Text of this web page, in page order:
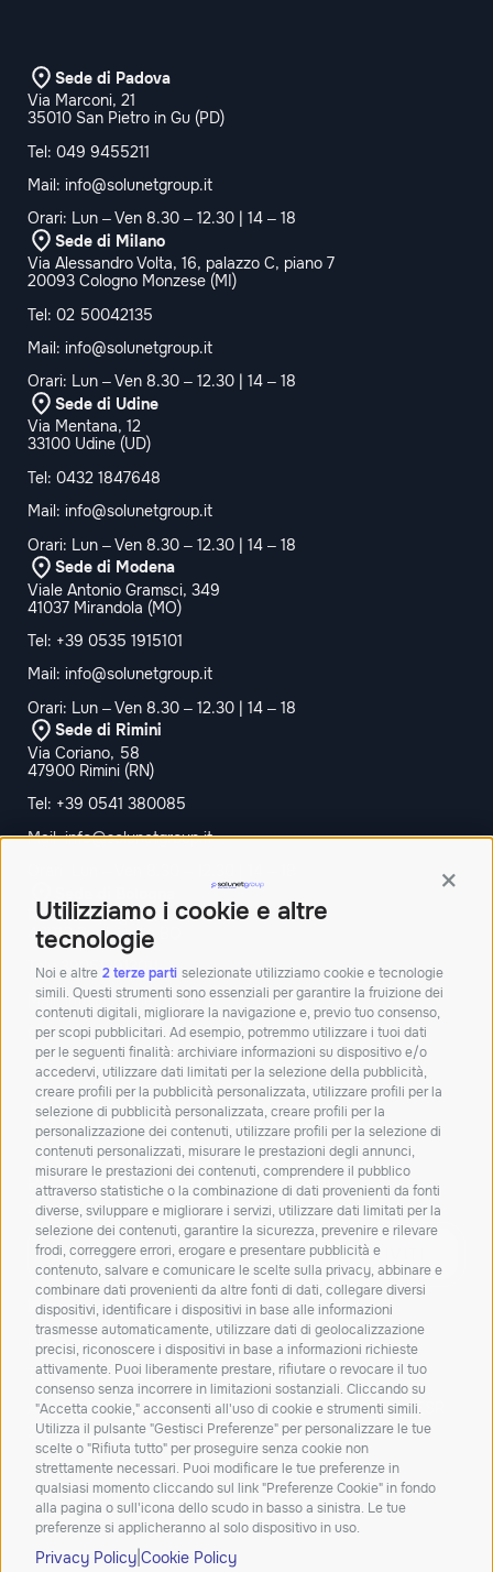
Utilizziamo i cookie e altre
tecnologie
Noi e altre 2 terze parti selezionate utilizziamo cookie e tecnologie
simili. Questi strumenti sono essenziali per garantire la fruizione dei
contenuti digitali, migliorare la navigazione e, previo tuo consenso,
per scopi pubblicitari. Ad esempio, potremmo utilizzare i tuoi dati
per le seguenti finalità: archiviare informazioni su dispositivo e/o
accedervi, utilizzare dati limitati per la selezione della pubblicità,
creare profili per la pubblicità personalizzata, utilizzare profili per la
selezione di pubblicità personalizzata, creare profili per la
personalizzazione dei contenuti, utilizzare profili per la selezione di
contenuti personalizzati, misurare le prestazioni degli annunci,
misurare le prestazioni dei contenuti, comprendere il pubblico
attraverso statistiche o la combinazione di dati provenienti da fonti
diverse, sviluppare e migliorare i servizi, utilizzare dati limitati per la
selezione dei contenuti, garantire la sicurezza, prevenire e rilevare
frodi, correggere errori, erogare e presentare pubblicità e
contenuto, salvare e comunicare le scelte sulla privacy, abbinare e
combinare dati provenienti da altre fonti di dati, collegare diversi
dispositivi, identificare i dispositivi in base alle informazioni
trasmesse automaticamente, utilizzare dati di geolocalizzazione
precisi, riconoscere i dispositivi in base a informazioni richieste
attivamente. Puoi liberamente prestare, rifiutare o revocare il tuo
consenso senza incorrere in limitazioni sostanziali. Cliccando su
"Accetta cookie," acconsenti all'uso di cookie e strumenti simili.
Utilizza il pulsante "Gestisci Preferenze" per personalizzare le tue
scelte o "Rifiuta tutto" per proseguire senza cookie non
strettamente necessari. Puoi modificare le tue preferenze in
qualsiasi momento cliccando sul link "Preferenze Cookie" in fondo
alla pagina o sull'icona dello scudo in basso a sinistra. Le tue
preferenze si applicheranno al solo dispositivo in uso.
Privacy Policy Cookie Policy
Sede di Padova
Via Marconi, 21
35010 San Pietro in Gu (PD)
Tel: 049 9455211
Mail: info@solunetgroup.it
Orari: Lun – Ven 8.30 – 12.30 | 14 – 18
Sede di Milano
Via Alessandro Volta, 16, palazzo C, piano 7
20093 Cologno Monzese (MI)
Tel: 02 50042135
Mail: info@solunetgroup.it
Orari: Lun – Ven 8.30 – 12.30 | 14 – 18
Sede di Udine
Via Mentana, 12
33100 Udine (UD)
Tel: 0432 1847648
Mail: info@solunetgroup.it
Orari: Lun – Ven 8.30 – 12.30 | 14 – 18
Sede di Modena
Viale Antonio Gramsci, 349
41037 Mirandola (MO)
Tel: +39 0535 1915101
Mail: info@solunetgroup.it
Orari: Lun – Ven 8.30 – 12.30 | 14 – 18
Sede di Rimini
Via Coriano, 58
47900 Rimini (RN)
Tel: +39 0541 380085
Mail:info@solunetgroup.it
Palazzina Doganale,
40010 Bentivoglio BO
Tel:+390512913011
Mail:info@solunetgroup.it
Orari: Lun – Ven 8.30 – 12.30 | 14 – 18
Iscriviti alla nostra
newsletter!
Resta aggiornato su novità, soluzioni e
approfondimenti dal mondo IT.
Dichiaro di aver letto e accetto laprivacy policy
ISCRIVITI
Carta dei serviziQualità dei serviziConciliaWeb
Trasparenza tariffariaTrasparenza tecnica
Azienda beneficiaria del contributo nell’ambito del PR FESR
2021-2027